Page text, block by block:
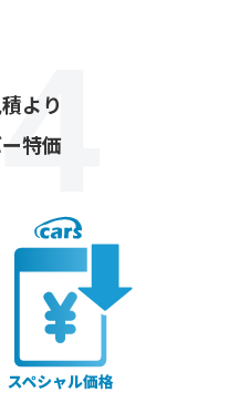
より
特価